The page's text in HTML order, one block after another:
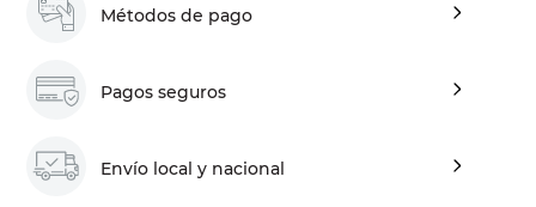
Métodos de pago
Pagos seguros
Envío local y nacional